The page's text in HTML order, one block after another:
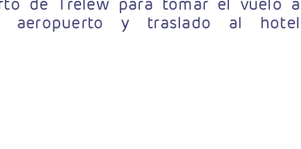
aeropuerto y traslado al hotel